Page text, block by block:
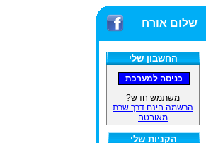
שלום אורח
החשבון שלי
משתמש חדש?
הרשמה חינם דרך שרת
מאובטח
הקניות שלי